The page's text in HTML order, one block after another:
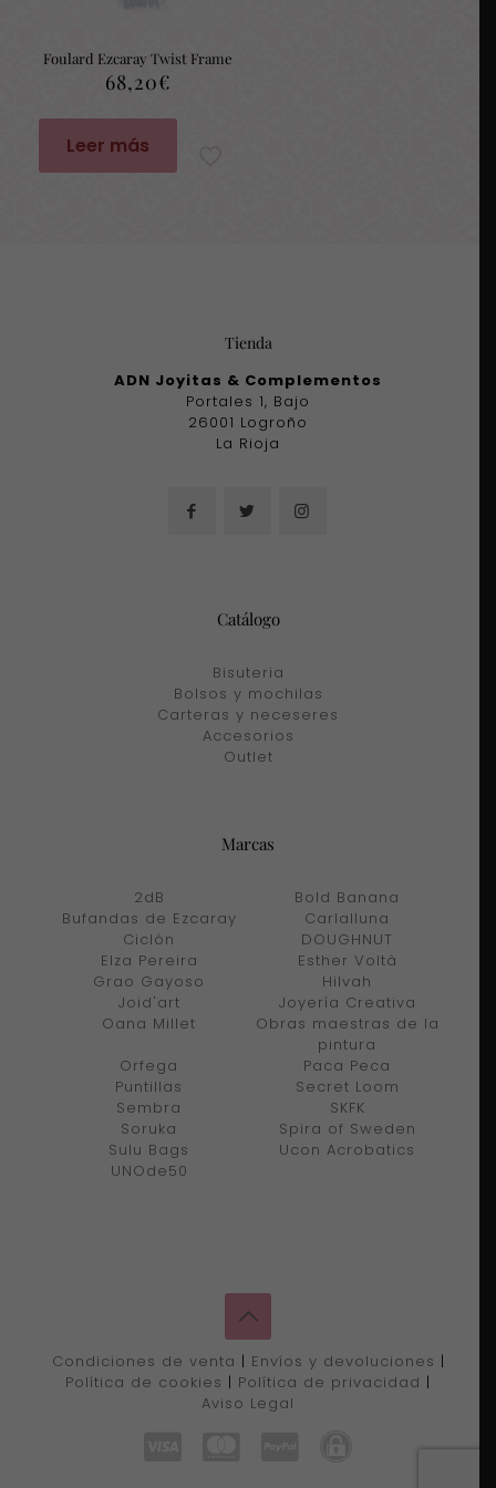
Foulard Ezcaray Twist Frame
68,20€
Leer más
Tienda
ADN Joyitas & Complementos
Portales 1, Bajo
26001 Logroño
La Rioja
Catálogo
Bisuteria
Bolsos y mochilas
Carteras y neceseres
Accesorios
Outlet
Marcas
2dB
Bold Banana
Bufandas de Ezcaray
Carlalluna
Ciclón
DOUGHNUT
Elza Pereira
Esther Voltà
Grao Gayoso
Hilvah
Joid'art
Joyería Creativa
Oana Millet
Obras maestras de la
pintura
Orfega
Paca Peca
Puntillas
Secret Loom
Sembra
SKFK
Soruka
Spira of Sweden
Sulu Bags
Ucon Acrobatics
UNOde50
Condiciones de venta | Envíos y devoluciones |
Política de cookies | Política de privacidad |
Aviso Legal